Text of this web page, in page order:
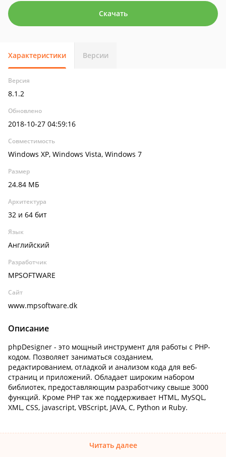
Скачать
Характеристики Версии
Версия
8.1.2
Обновлено
2018-10-27 04:59:16
Совместимость
Windows XP, Windows Vista, Windows 7
Размер
24.84 МБ
Архитектура
32 и 64 бит
Язык
Английский
Разработчик
MPSOFTWARE
Сайт
www.mpsoftware.dk
Описание
phpDesigner - это мощный инструмент для работы с PHP-
кодом. Позволяет заниматься созданием,
редактированием, отладкой и анализом кода для веб-
страниц и приложений. Обладает широким набором
библиотек, предоставляющим разработчику свыше 3000
функций. Кроме РНР так же поддерживает HTML, MySQL,
XML, CSS, javascript, VBScript, JAVA, C, Python и Ruby.
Читать далее